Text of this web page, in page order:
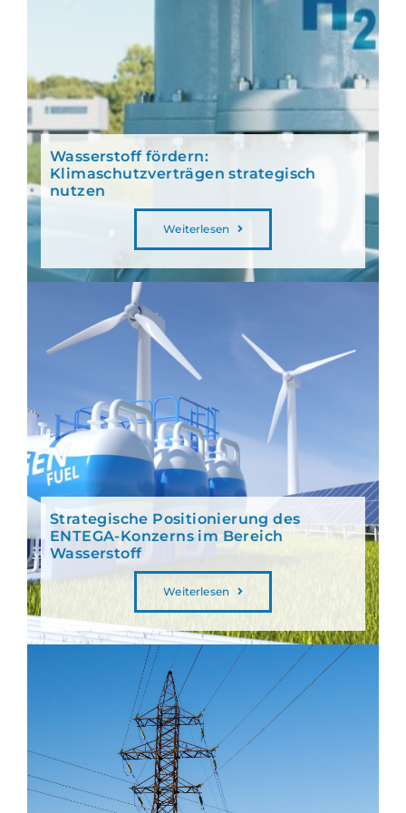
Wasserstoff fördern:
Klimaschutzverträgen strategisch
nutzen
Weiterlesen
Strategische Positionierung des
ENTEGA-Konzerns im Bereich
Wasserstoff
Weiterlesen